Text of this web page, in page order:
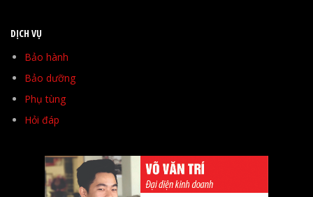
DỊCH VỤ
Bảo hành
Bảo dưỡng
Phụ tùng
Hỏi đáp